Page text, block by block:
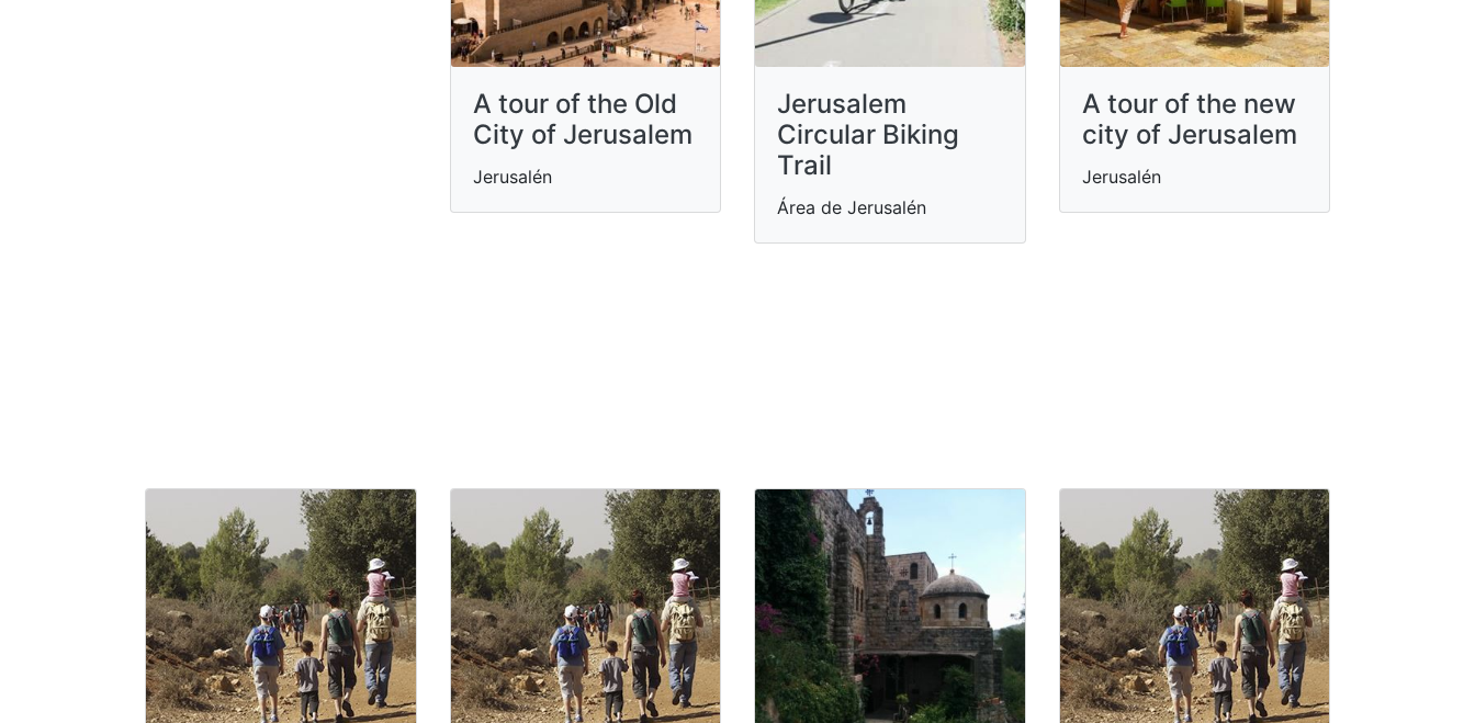
A tour of the Old
City of Jerusalem
Jerusalén
Jerusalem
Circular Biking
Trail
Área de Jerusalén
A tour of the new
city of Jerusalem
Jerusalén